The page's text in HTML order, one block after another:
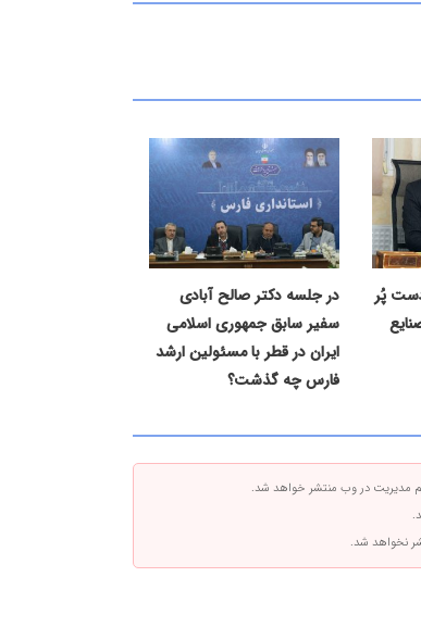
دست پُر
در جلسه دکتر صالح آبادی
سفیر سابق جمهوری اسلامی
ایران در قطر با مسئولین ارشد
فارس چه گذشت؟
مدیریت در وب منتشر خواهد شد.
نخواهد شد.